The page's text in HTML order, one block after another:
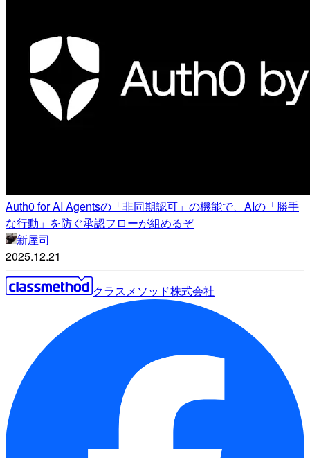
Auth0 for AI Agentsの「非同期認可」の機能で、AIの「勝手
な行動」を防ぐ承認フローが組めるぞ
新屋司
2025.12.21
クラスメソッド株式会社